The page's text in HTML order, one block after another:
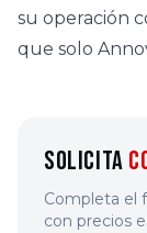
su operación
que solo
Solicita
Completa el
con precios